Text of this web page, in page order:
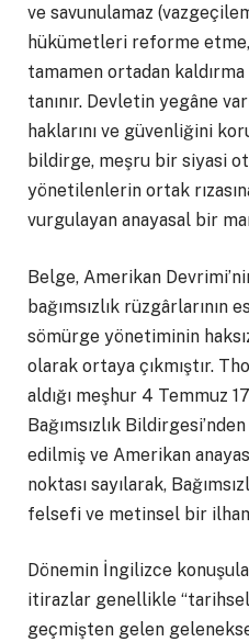
ve savunulamaz
hükümetleri reforme
tamamen ortadan
tanınır. Devletin yegâne
haklarını ve güvenliğini
bildirge, meşru bir siyasi
yönetilenlerin ortak
vurgulayan anayasal bir
Belge, Amerikan
bağımsızlık rüzgârlarının
sömürge yönetiminin
olarak ortaya çıkmıştır.
aldığı meşhur 4 Temmuz
Bağımsızlık
edilmiş ve Amerikan
noktası sayılarak,
felsefi ve metinsel bir
Dönemin İngilizce
itirazlar genellikle
geçmişten gelen